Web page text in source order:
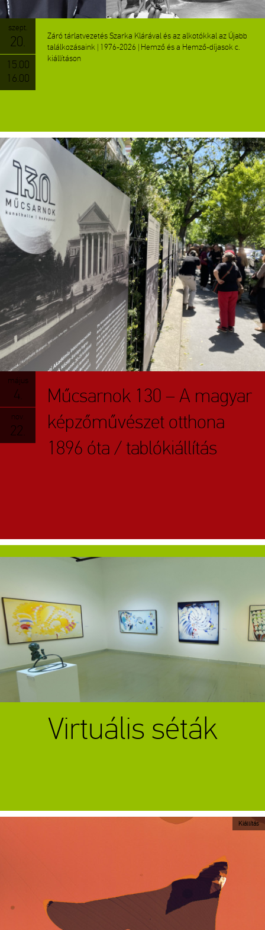
szept.
20.
15.00
16.00
Záró tárlatvezetés Szarka Klárával és az alkotókkal az Újabb
találkozásaink | 1976-2026 | Hemző és a Hemző-díjasok c.
kiállításon
május
4.
nov.
22.
Műcsarnok 130 – A magyar
képzőművészet otthona
1896 óta / tablókiállítás
Kiállítás
Virtuális séták
Kiállítás